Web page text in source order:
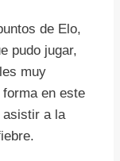
de Elo,
pudo jugar,
muy
en este
a la